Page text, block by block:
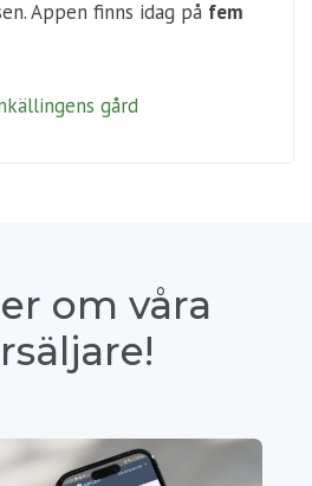
Appen finns idag på fem
gård
om våra